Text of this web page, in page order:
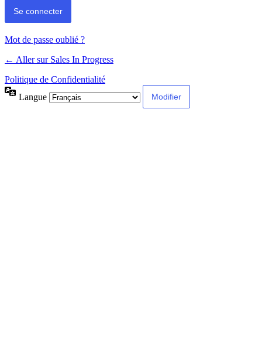
Mot de passe oublié ?
← Aller sur Sales In Progress
Politique de Confidentialité
Langue